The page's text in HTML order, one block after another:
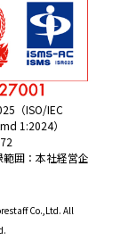
（ISO/IEC
1:2024）
囲：本社経営企
Co.,Ltd. All